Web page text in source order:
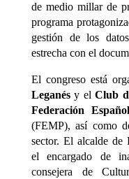
de medio millar de
programa
gestión de los
estrecha con el
El congreso está
Leganésy elClub
Federación
(FEMP), así como
sector. El alcalde de
el encargado de
consejera de